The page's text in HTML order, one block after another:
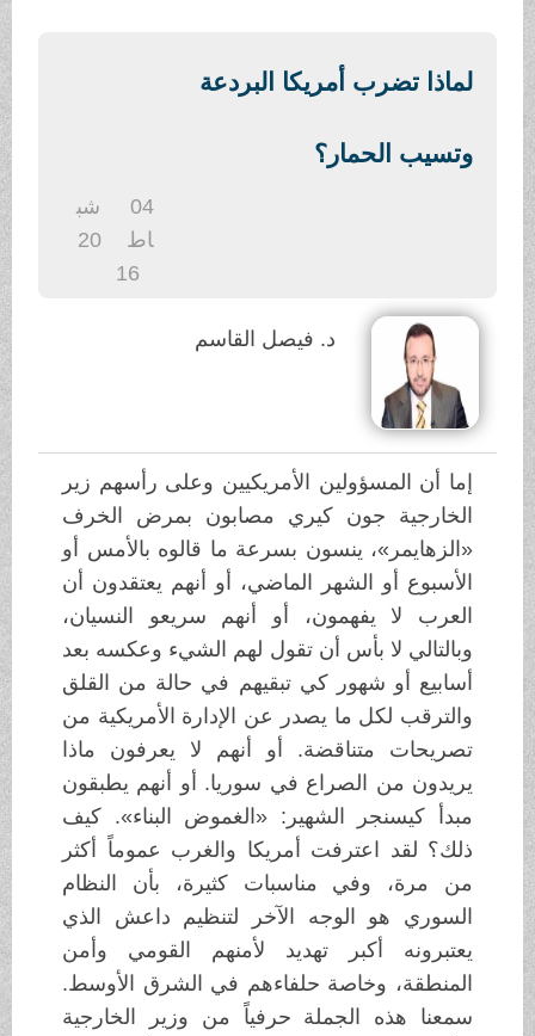
لماذا تضرب أمريكا البردعة
وتسيب الحمار؟
04
اط
20
د. فيصل القاسم
إما أن المسؤولين الأمريكيين وعلى رأسهم زير
الخارجية جون كيري مصابون بمرض الخرف
«الزهايمر»، ينسون بسرعة ما قالوه بالأمس أو
الأسبوع أو الشهر الماضي، أو أنهم يعتقدون أن
العرب لا يفهمون، أو أنهم سريعو النسيان،
وبالتالي لا بأس أن تقول لهم الشيء وعكسه بعد
أسابيع أو شهور كي تبقيهم في حالة من القلق
والترقب لكل ما يصدر عن الإدارة الأمريكية من
تصريحات متناقضة. أو أنهم لا يعرفون ماذا
يريدون من الصراع في سوريا. أو أنهم يطبقون
مبدأ كيسنجر الشهير: «الغموض البناء». كيف
ذلك؟ لقد اعترفت أمريكا والغرب عموماً أكثر
من مرة، وفي مناسبات كثيرة، بأن النظام
السوري هو الوجه الآخر لتنظيم داعش الذي
يعتبرونه أكبر تهديد لأمنهم القومي وأمن
المنطقة، وخاصة حلفاءهم في الشرق الأوسط.
سمعنا هذه الجملة حرفياً من وزير الخارجية